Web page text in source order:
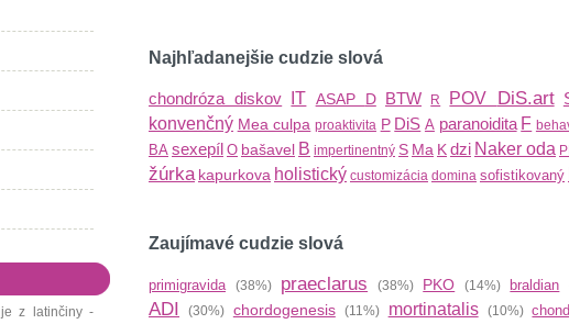
Najhľadanejšie cudzie slová
chondróza diskov IT ASAP D BTW R POV DiS.art
konvenčný Mea culpa proaktivita P DiS A paranoidita F
BA sexepíl O bašavel B impertinentný S Ma Kdzi Naker oda
žúrka kapurkova holistický customizácia domina sofistikovaný
Zaujímavé cudzie slová
primigravida(38%) praeclarus (38%) PKO (14%) braldian
ADI (30%) chordogenesis(11%) mortinatalis(10%)
je z latinčiny -